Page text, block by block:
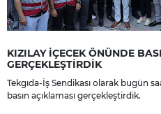
KIZILAY İÇECEK ÖNÜNDE
GERÇEKLEŞTİRDİK
Tekgıda-İş Sendikası olarak bugün
basın açıklaması gerçekleştirdik.